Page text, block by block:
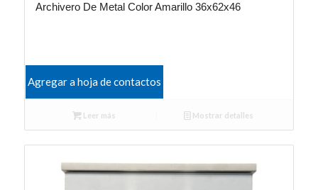
Archivero De Metal Color Amarillo 36x62x46
Agregar a hoja de contactos
Leer más Mostrar detalles